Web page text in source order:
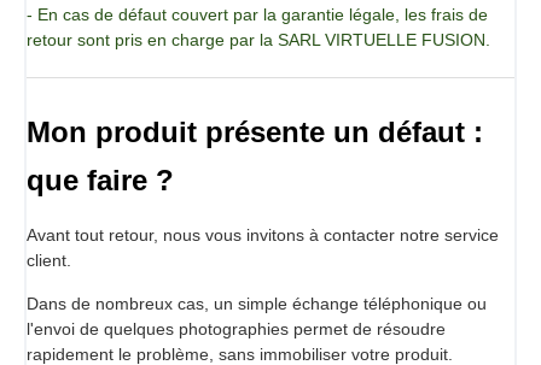
- En cas de défaut couvert par la garantie légale, les frais de
retour sont pris en charge par la SARL VIRTUELLE FUSION.
Mon produit présente un défaut :
que faire ?
Avant tout retour, nous vous invitons à contacter notre service
client.
Dans de nombreux cas, un simple échange téléphonique ou
l'envoi de quelques photographies permet de résoudre
rapidement le problème, sans immobiliser votre produit.